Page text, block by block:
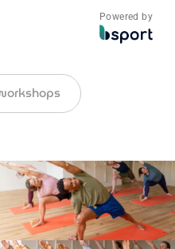
Powered by